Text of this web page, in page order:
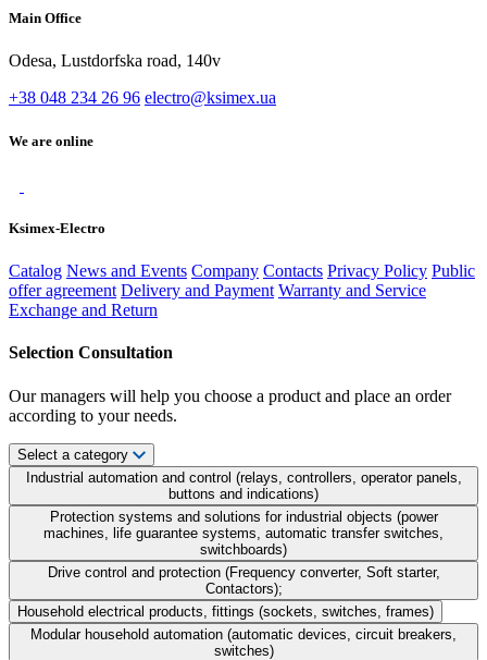
Main Office
Odesa, Lustdorfska road, 140v
+38 048 234 26 96 electro@ksimex.ua
We are online
Ksimex-Electro
Catalog News and Events Company Contacts Privacy Policy Public
offer agreement Delivery and Payment Warranty and Service
Exchange and Return
Selection Consultation
Our managers will help you choose a product and place an order
according to your needs.
Select a category
Industrial automation and control (relays, controllers, operator panels,
buttons and indications)
Protection systems and solutions for industrial objects (power
machines, life guarantee systems, automatic transfer switches,
switchboards)
Drive control and protection (Frequency converter, Soft starter,
Contactors);
Household electrical products, fittings (sockets, switches, frames)
Modular household automation (automatic devices, circuit breakers,
switches)